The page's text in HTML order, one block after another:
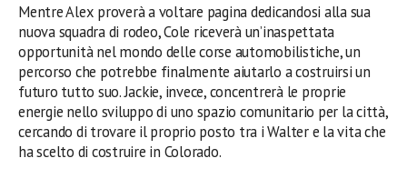
Mentre Alex proverà a voltare pagina dedicandosi alla sua
nuova squadra di rodeo, Cole riceverà un’inaspettata
opportunità nel mondo delle corse automobilistiche, un
percorso che potrebbe finalmente aiutarlo a costruirsi un
futuro tutto suo. Jackie, invece, concentrerà le proprie
energie nello sviluppo di uno spazio comunitario per la città,
cercando di trovare il proprio posto tra i Walter e la vita che
ha scelto di costruire in Colorado.